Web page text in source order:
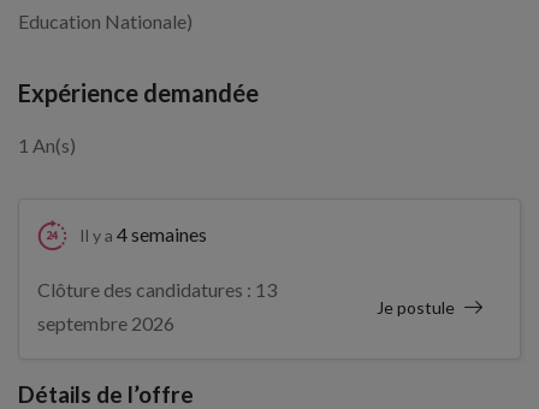
Education Nationale)
Expérience demandée
1 An(s)
Il y a 4 semaines
Clôture des candidatures : 13
septembre 2026
Je postule
Détails de l’offre